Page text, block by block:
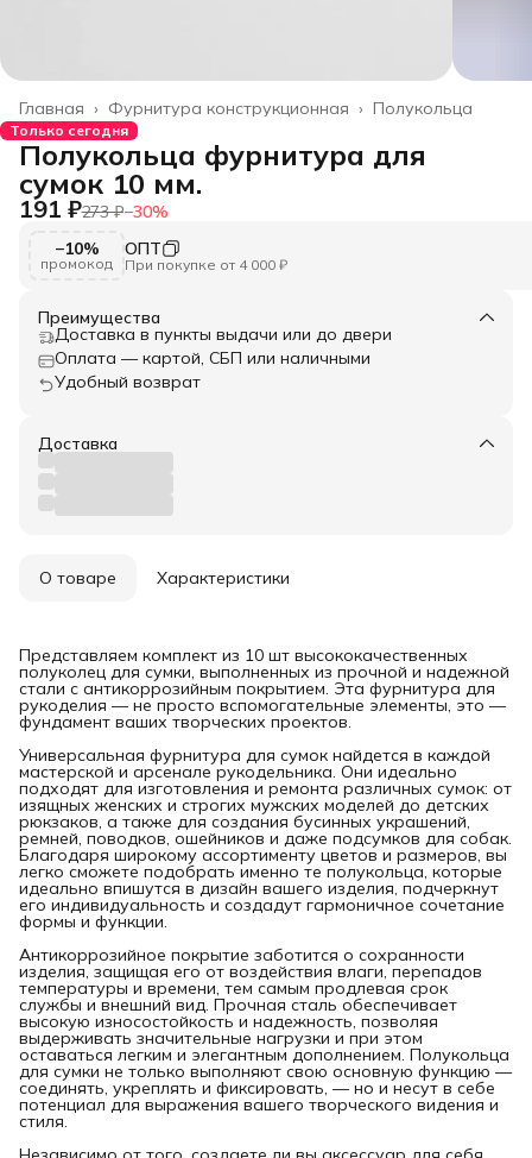
Полукольца
Фурнитура конструкционная ›
Главная ›
Только сегодня
Полукольца фурнитура для
сумок 10 мм.
191 ₽273 ₽−30%
−10%
промокод
ОПТ
При покупке от 4 000 ₽
Преимущества
Доставка в пункты выдачи или до двери
Оплата — картой, СБП или наличными
Удобный возврат
Доставка
О товаре Характеристики
Представляем комплект из 10 шт высококачественных
полуколец для сумки, выполненных из прочной и надежной
стали с антикоррозийным покрытием. Эта фурнитура для
рукоделия — не просто вспомогательные элементы, это —
фундамент ваших творческих проектов.
Универсальная фурнитура для сумок найдется в каждой
мастерской и арсенале рукодельника. Они идеально
подходят для изготовления и ремонта различных сумок: от
изящных женских и строгих мужских моделей до детских
рюкзаков, а также для создания бусинных украшений,
ремней, поводков, ошейников и даже подсумков для собак.
Благодаря широкому ассортименту цветов и размеров, вы
легко сможете подобрать именно те полукольца, которые
идеально впишутся в дизайн вашего изделия, подчеркнут
его индивидуальность и создадут гармоничное сочетание
формы и функции.
Антикоррозийное покрытие заботится о сохранности
изделия, защищая его от воздействия влаги, перепадов
температуры и времени, тем самым продлевая срок
службы и внешний вид. Прочная сталь обеспечивает
высокую износостойкость и надежность, позволяя
выдерживать значительные нагрузки и при этом
оставаться легким и элегантным дополнением. Полукольца
для сумки не только выполняют свою основную функцию —
соединять, укреплять и фиксировать, — но и несут в себе
потенциал для выражения вашего творческого видения и
стиля.